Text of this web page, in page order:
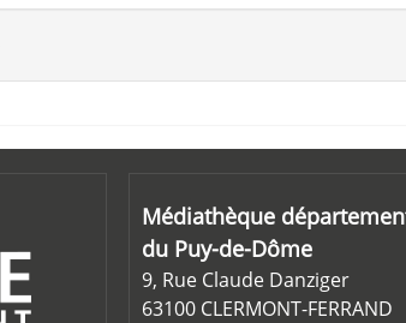
Médiathèque
du Puy-de-Dôme
9, Rue Claude Danziger
63100 CLERMONT-FERRAND